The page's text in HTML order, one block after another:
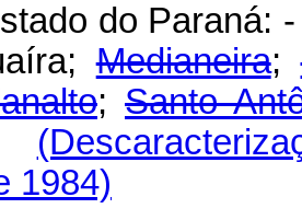
do Paraná:
Medianeira;
; Santo
1984)